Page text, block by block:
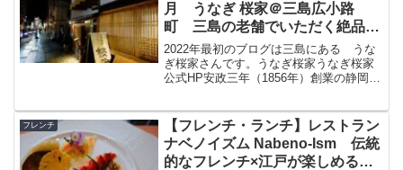
月 うなぎ 桜家＠三島広小路
町 三島の老舗でいただく絶品う
なぎディナー
2022年最初のブログは三島にある うな
ぎ桜家さんです。うなぎ桜家うなぎ桜家
公式HP安政三年（1856年）創業の静岡県
店です。うなぎ桜家混雑今回行った金曜
日の夜は空いて...
フレンチ
【フレンチ・ランチ】レストラン
ナベノイズム Nabeno-Ism 伝統
的なフレンチ×江戸が楽しめる名